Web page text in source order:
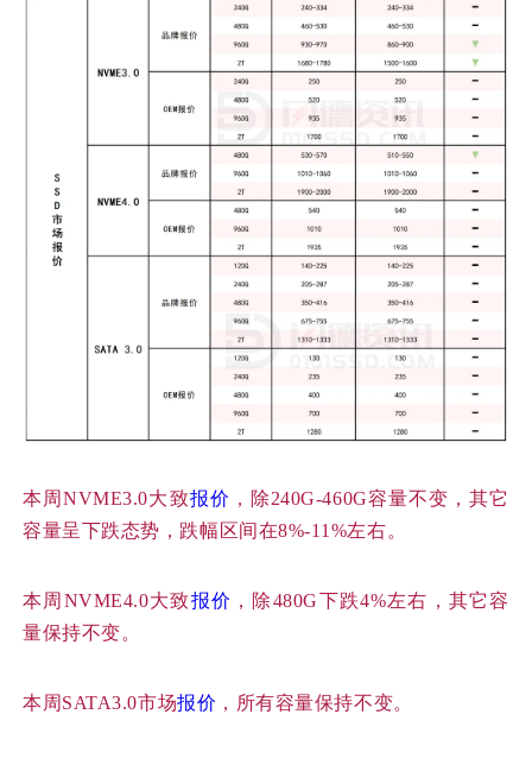
本周NVME3.0大致报价 ，除240G-460G容量不变，其它
容量呈下跌态势，跌幅区间在8%-11%左右。
本周NVME4.0大致报价 ，除480G下跌4%左右，其它容
量保持不变。
本周SATA3.0市场报价 ，所有容量保持不变。